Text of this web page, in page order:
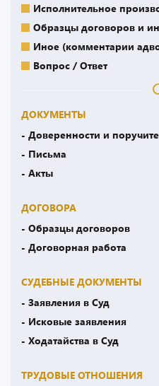
Исполнительное
Образцы договоров и
Иное (комментарии
Вопрос / Ответ
ДОКУМЕНТЫ
- Доверенности и
- Письма
- Акты
ДОГОВОРА
- Образцы договоров
- Договорная работа
СУДЕБНЫЕ ДОКУМЕНТЫ
- Заявления в Суд
- Исковые заявления
- Ходатайства в Суд
ТРУДОВЫЕ ОТНОШЕНИЯ